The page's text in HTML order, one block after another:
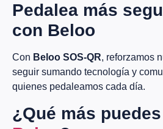
Pedalea más
con Beloo
Con Beloo SOS-QR, reforzamos
seguir sumando tecnología y
quienes pedaleamos cada día.
¿Qué más